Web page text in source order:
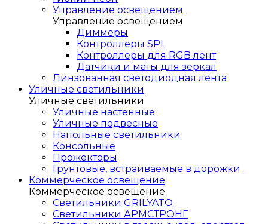
Управление освещением
Управление освещением
Диммеры
Контроллеры SPI
Контроллеры для RGB лент
Датчики и маты для зеркал
Линзованная светодиодная лента
Уличные светильники
Уличные светильники
Уличные настенные
Уличные подвесные
Напольные светильники
Консольные
Прожекторы
Грунтовые, встраиваемые в дорожки
Коммерческое освещение
Коммерческое освещение
Светильники GRILYATO
Светильники АРМСТРОНГ